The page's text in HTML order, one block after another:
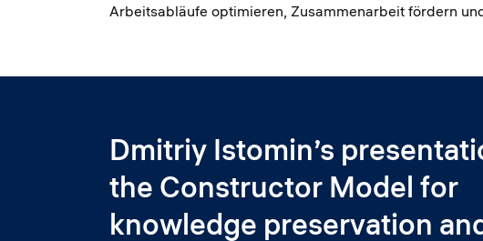
Arbeitsabläufe optimieren, Zusammenarbeit fördern
Dmitriy Istomin’s
the Constructor Model for
knowledge preservation